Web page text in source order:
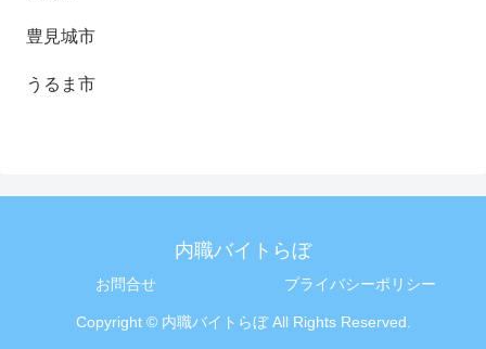
豊見城市
うるま市
内職バイトらぼ
お問合せ プライバシーポリシー
Copyright © 内職バイトらぼ All Rights Reserved.